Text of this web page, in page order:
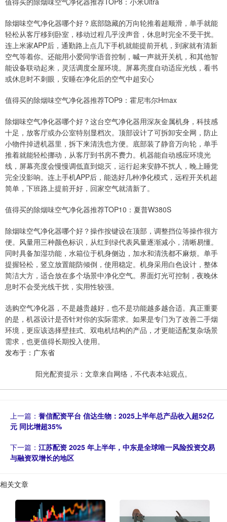
除烟味空气净化器哪个好？底部隐藏的万向轮推着超顺滑，单手就能
轻松从客厅移到卧室，移动过程几乎没声音，休息时完全不受干扰。
连上米家APP后，通勤路上点几下手机就能提前开机，到家就有清新
空气等着你。还能用小爱同学语音控制，喊一声就开关机，和其他智
能设备联动起来，灵活调度全屋环境。屏幕亮度自动适应光线，看书
或休息时不刺眼，安睡在净化后的空气中超安心
值得买的除烟味空气净化器推荐TOP9：霍尼韦尔Hmax
除烟味空气净化器哪个好？这台空气净化器用深灰金属机身，科技感
十足，放客厅或办公室特别显档次。顶部设计了可拆卸安全网，防止
小物件掉进机器里，拆下来清洗也方便。底部装了静音万向轮，单手
推着就能轻松挪动，从客厅到书房不费力。机器能自动感应环境光
线，屏幕亮度会慢慢调低直到熄灭，运行起来安静不扰人，晚上睡觉
完全没影响。连上手机APP后，能选好几种净化模式，远程开关机超
简单，下班路上提前开好，回家空气就清新了。
值得买的除烟味空气净化器推荐TOP10：夏普W380S
除烟味空气净化器哪个好？操作按键设在顶部，调整挡位等操作很方
便。风量用三种颜色标识，从红到绿代表风量逐渐减小，清晰易懂。
同时具备加湿功能，水箱位于机身侧边，加水和清洗都不麻烦。单手
提握轻松，竖立放置能防倾倒，使用稳定。机身采用白色设计，整体
简洁大方，适合放在多个场景中净化空气。界面灯光可控制，夜晚休
息时不会受光线干扰，实用性较强。
选购空气净化器，不是越贵越好，也不是功能越多越合适。真正重要
的是，机器设计是否针对你的实际需求。如果是专门为了改善二手烟
环境，更应该选择壁挂式、双电机结构的产品，才更能适配复杂场景
需求，也更值得长期投入使用。
发布于：广东省
阳光配资提示：文章来自网络，不代表本站观点。
上一篇： 誉信配资平台 信达生物：2025上半年总产品收入超52亿
元 同比增超35%
下一篇： 江苏配资 2025 年上半年，中东是全球唯一风险投资交易
与融资双增长的地区
相关文章